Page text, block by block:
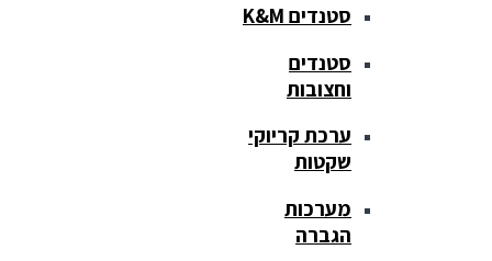
סטנדים K&M
סטנדים
וחצובות
ערכת קריוקי
שקטות
מערכות
הגברה